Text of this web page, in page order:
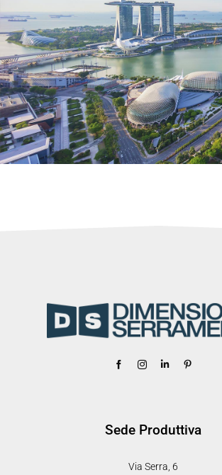
Sede Produttiva
Via Serra, 6